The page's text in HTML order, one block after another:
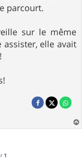
parcourt.
sur le même
elle avait
a
1